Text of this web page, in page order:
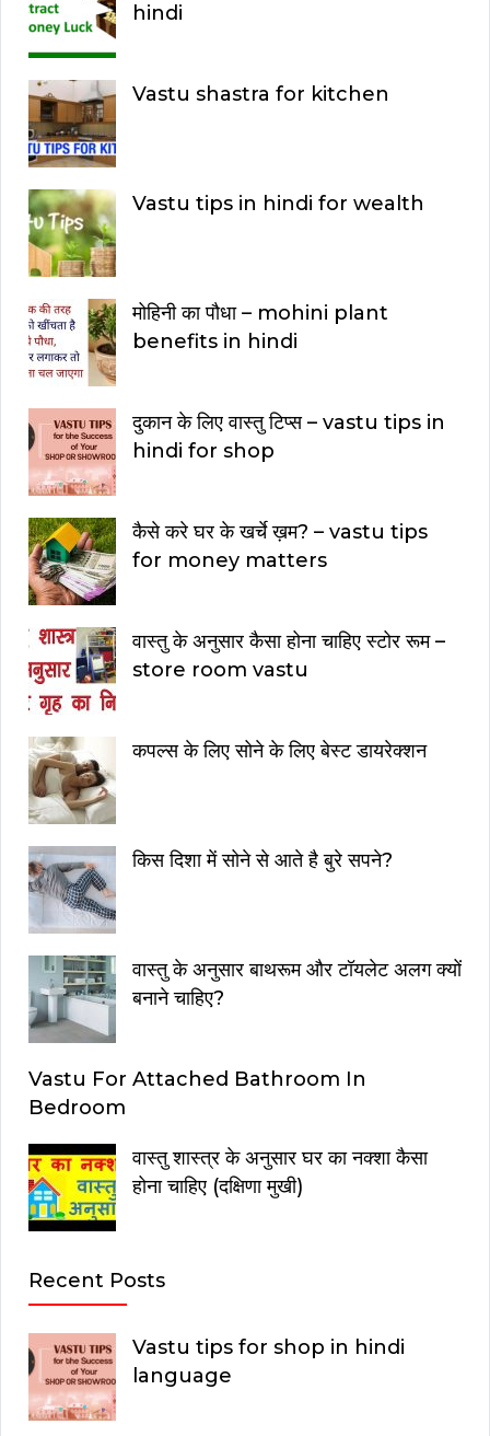
hindi
Vastu shastra for kitchen
Vastu tips in hindi for wealth
मोहिनी का पौधा – mohini plant
benefits in hindi
दुकान के लिए वास्तु टिप्स – vastu tips in
hindi for shop
कैसे करे घर के खर्चे ख़म? – vastu tips
for money matters
वास्तु के अनुसार कैसा होना चाहिए स्टोर रूम –
store room vastu
कपल्स के लिए सोने के लिए बेस्ट डायरेक्शन
किस दिशा में सोने से आते है बुरे सपने?
वास्तु के अनुसार बाथरूम और टॉयलेट अलग क्यों
बनाने चाहिए?
Vastu For Attached Bathroom In
Bedroom
वास्तु शास्त्र के अनुसार घर का नक्शा कैसा
होना चाहिए (दक्षिणा मुखी)
Recent Posts
Vastu tips for shop in hindi
language